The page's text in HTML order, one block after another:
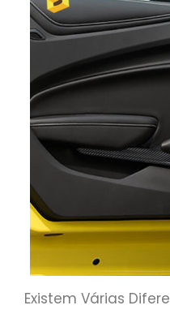
Existem Várias